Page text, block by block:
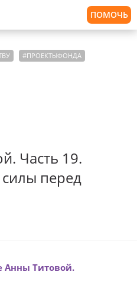
ПОМОЧЬ
#ПРОЕКТЫФОНДА
Часть 19.
перед
Анны Титовой.